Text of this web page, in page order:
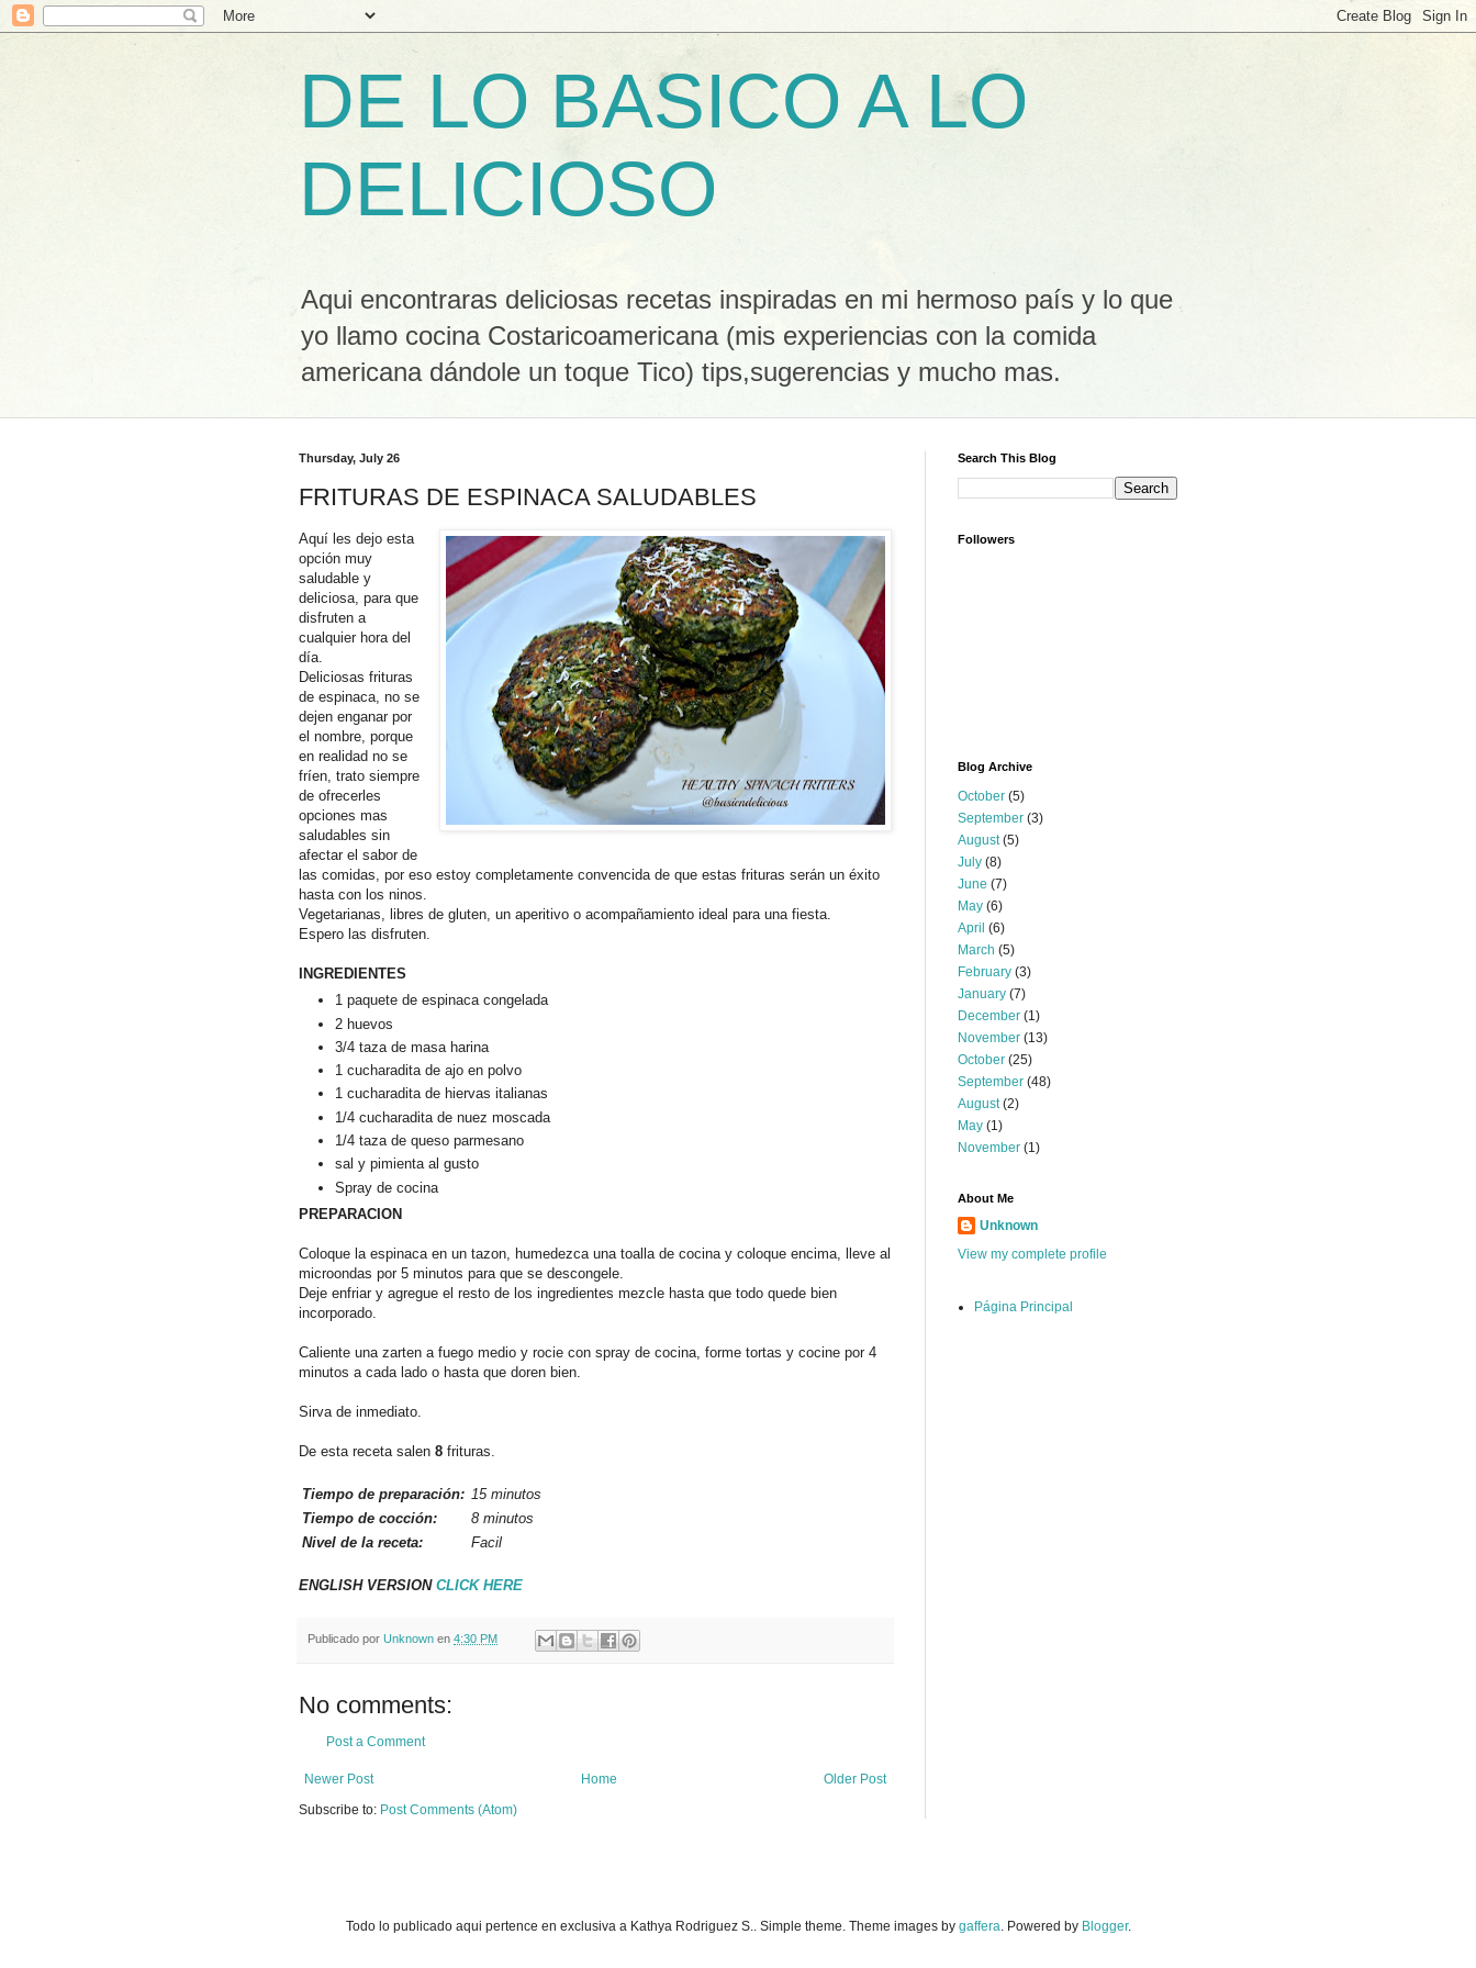
DE LO BASICO A LO
DELICIOSO
Aqui encontraras deliciosas recetas inspiradas en mi hermoso país y lo que
yo llamo cocina Costaricoamericana (mis experiencias con la comida
americana dándole un toque Tico) tips,sugerencias y mucho mas.
Thursday, July 26
FRITURAS DE ESPINACA SALUDABLES
Aquí les dejo esta
opción muy
saludable y
deliciosa, para que
disfruten a
cualquier hora del
día.
Deliciosas frituras
de espinaca, no se
dejen enganar por
el nombre, porque
en realidad no se
fríen, trato siempre
de ofrecerles
opciones mas
saludables sin
afectar el sabor de
las comidas, por eso estoy completamente convencida de que estas frituras serán un éxito
hasta con los ninos.
Vegetarianas, libres de gluten, un aperitivo o acompañamiento ideal para una fiesta.
Espero las disfruten.
INGREDIENTES
1 paquete de espinaca congelada
2 huevos
3/4 taza de masa harina
1 cucharadita de ajo en polvo
1 cucharadita de hiervas italianas
1/4 cucharadita de nuez moscada
1/4 taza de queso parmesano
sal y pimienta al gusto
Spray de cocina
PREPARACION
Coloque la espinaca en un tazon, humedezca una toalla de cocina y coloque encima, lleve al
microondas por 5 minutos para que se descongele.
Deje enfriar y agregue el resto de los ingredientes mezcle hasta que todo quede bien
incorporado.
Caliente una zarten a fuego medio y rocie con spray de cocina, forme tortas y cocine por 4
minutos a cada lado o hasta que doren bien.
Sirva de inmediato.
De esta receta salen 8 frituras.
Tiempo de preparación: 15 minutos
Tiempo de cocción:
8 minutos
Nivel de la receta:
Facil
ENGLISH VERSION CLICK HERE
Publicado por Unknown en 4:30 PM
No comments:
Post a Comment
Newer Post Older Post
Home
Subscribe to: Post Comments (Atom)
Search This Blog
Followers
Blog Archive
October (5)
September (3)
August(5)
July (8)
June (7)
May (6)
April (6)
March (5)
February (3)
January (7)
December (1)
November (13)
October (25)
September (48)
August(2)
May (1)
November (1)
About Me
Unknown
View my complete profile
Página Principal
Todo lo publicado aqui pertence en exclusiva a Kathya Rodriguez S.. Simple theme. Theme images by gaffera . Powered by Blogger.